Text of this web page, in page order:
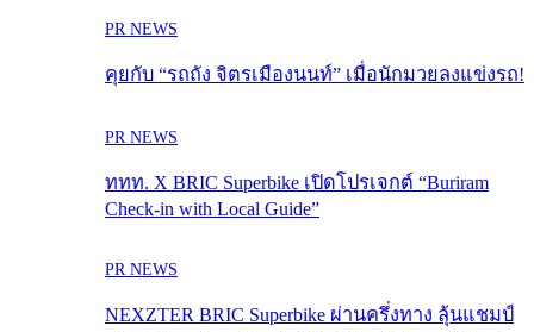
PR NEWS
คุยกับ “รถถัง จิตรเมืองนนท์” เมื่อนักมวยลงแข่งรถ!
PR NEWS
ททท. X BRIC Superbike เปิดโปรเจกต์ “Buriram
Check-in with Local Guide”
PR NEWS
NEXZTER BRIC Superbike ผ่านครึ่งทาง ลุ้นแชมป์